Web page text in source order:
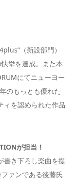
（新設部門）
挙を達成。また本
にてニューヨー
のもっとも優れた
ィを認められた作品
が担当！
書き下ろし楽曲を提
ァンである後藤氏